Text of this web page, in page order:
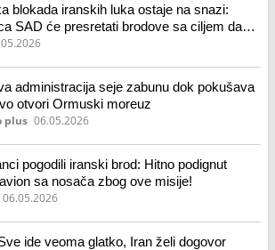
blokada iranskih luka ostaje na snazi:
SAD će presretati brodove sa ciljem da
Teherana od izvoza nafte
administracija seje zabunu dok pokušava
otvori Ormuski moreuz
plus 06.05.2026
pogodili iranski brod: Hitno podignut
sa nosača zbog ove misije!
06.05.2026
ide veoma glatko, Iran želi dogovor